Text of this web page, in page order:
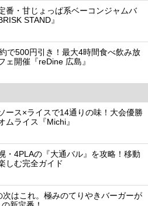
番・甘じょっぱ系ベーコンジャムバ
STAND』
で500円引き！最大4時間食べ飲み放
ェ開催『reDine 広島』
ース×ライスで14通りの味！大会優勝
ムライス『Michi』
・4PLAの『大通バル』を攻略！移動
しむ完全ガイド
はこれ。極みのてりやきバーガーが